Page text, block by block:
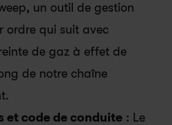
un outil de gestion
ordre qui suit avec
de gaz à effet de
de notre chaîne
et code de conduite : Le